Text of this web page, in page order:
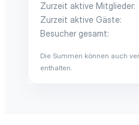
Zurzeit aktive Mitglieder
Zurzeit aktive Gäste
Besucher gesamt
Die Summen können auch
enthalten.